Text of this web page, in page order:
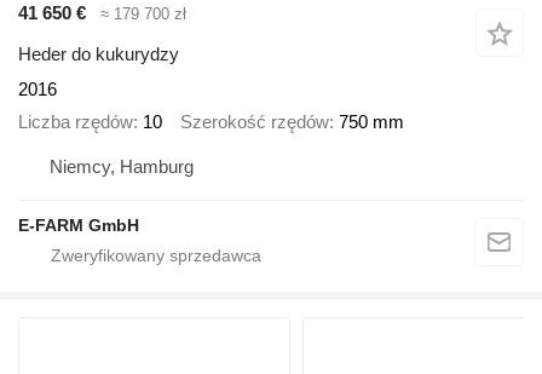
41 650 €
≈ 179 700 zł
Heder do kukurydzy
2016
Liczba rzędów 10 Szerokość rzędów 750 mm
Niemcy, Hamburg
E-FARM GmbH